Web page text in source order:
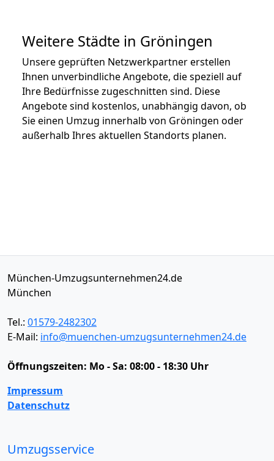
Weitere Städte in Gröningen
Unsere geprüften Netzwerkpartner erstellen
Ihnen unverbindliche Angebote, die speziell auf
Ihre Bedürfnisse zugeschnitten sind. Diese
Angebote sind kostenlos, unabhängig davon, ob
Sie einen Umzug innerhalb von Gröningen oder
außerhalb Ihres aktuellen Standorts planen.
München-Umzugsunternehmen24.de
München
Tel.: 01579-2482302
E-Mail: info@muenchen-umzugsunternehmen24.de
Öffnungszeiten: Mo - Sa: 08:00 - 18:30 Uhr
Impressum
Datenschutz
Umzugsservice